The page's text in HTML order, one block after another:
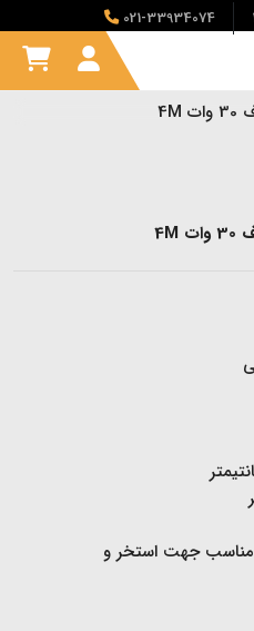
021-33934074
مناسب جهت استخر و